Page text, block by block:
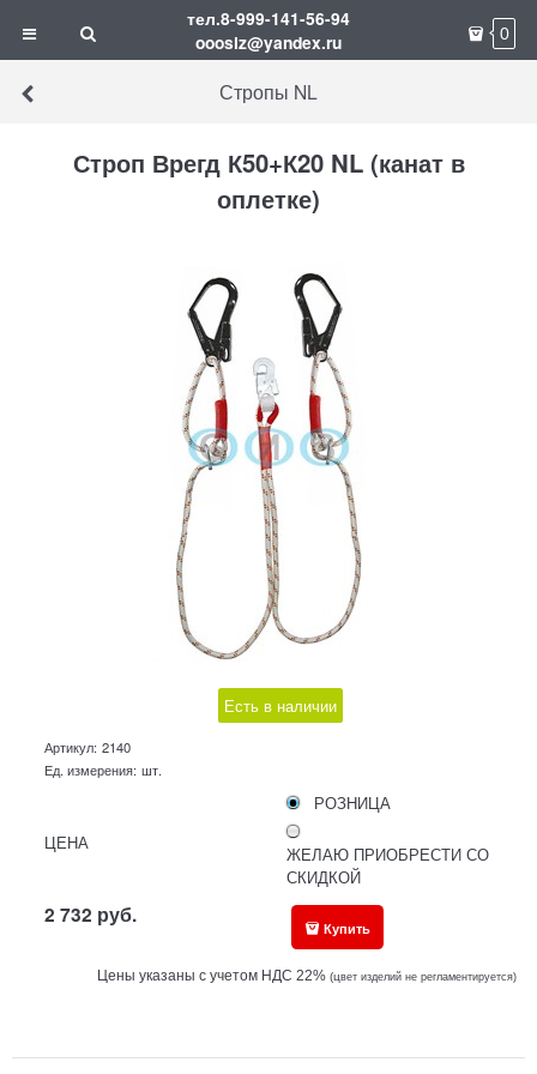
тел.8-999-141-56-94
ooosiz@yandex.ru
0
Стропы NL
Строп Врегд К50+К20 NL (канат в
оплетке)
Есть в наличии
Артикул: 2140
Ед. измерения: шт.
ЦЕНА
РОЗНИЦА
ЖЕЛАЮ ПРИОБРЕСТИ СО
СКИДКОЙ
2 732 руб. Купить
Цены указаны с учетом НДС 22%(цвет изделий не регламентируется)